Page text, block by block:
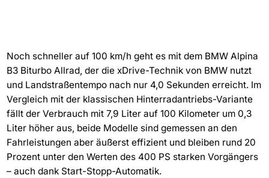
Noch schneller auf 100 km/h geht es mit dem BMW Alpina
B3 Biturbo Allrad, der die xDrive-Technik von BMW nutzt
und Landstraßentempo nach nur 4,0 Sekunden erreicht. Im
Vergleich mit der klassischen Hinterradantriebs-Variante
fällt der Verbrauch mit 7,9 Liter auf 100 Kilometer um 0,3
Liter höher aus, beide Modelle sind gemessen an den
Fahrleistungen aber äußerst effizient und bleiben rund 20
Prozent unter den Werten des 400 PS starken Vorgängers
– auch dank Start-Stopp-Automatik.